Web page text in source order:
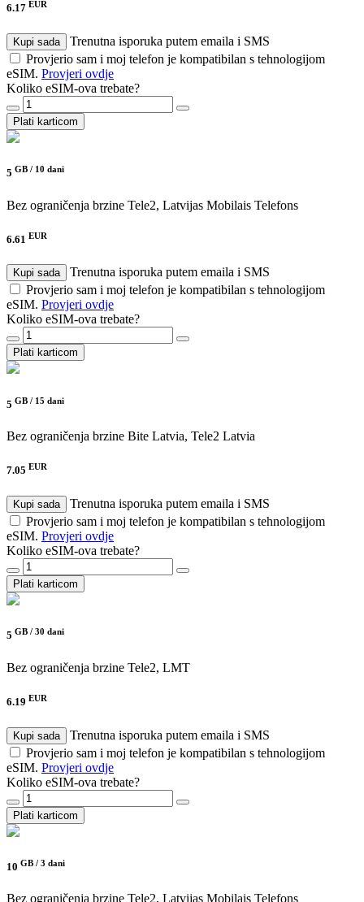
6.17 EUR
Kupi sada
Trenutna isporuka putem emaila i SMS
Provjerio sam i moj telefon je kompatibilan s tehnologijom
eSIM. Provjeri ovdje
Koliko eSIM-ova trebate?
Plati karticom
5 GB / 10 dani
Bez ograničenja brzine Tele2, Latvijas Mobilais Telefons
6.61 EUR
Kupi sada
Trenutna isporuka putem emaila i SMS
Provjerio sam i moj telefon je kompatibilan s tehnologijom
eSIM. Provjeri ovdje
Koliko eSIM-ova trebate?
Plati karticom
5 GB / 15 dani
Bez ograničenja brzine Bite Latvia, Tele2 Latvia
7.05 EUR
Kupi sada
Trenutna isporuka putem emaila i SMS
Provjerio sam i moj telefon je kompatibilan s tehnologijom
eSIM. Provjeri ovdje
Koliko eSIM-ova trebate?
Plati karticom
5 GB / 30 dani
Bez ograničenja brzine Tele2, LMT
6.19 EUR
Kupi sada
Trenutna isporuka putem emaila i SMS
Provjerio sam i moj telefon je kompatibilan s tehnologijom
eSIM. Provjeri ovdje
Koliko eSIM-ova trebate?
Plati karticom
10 GB / 3 dani
Bez ograničenja brzine Tele2, Latvijas Mobilais Telefons